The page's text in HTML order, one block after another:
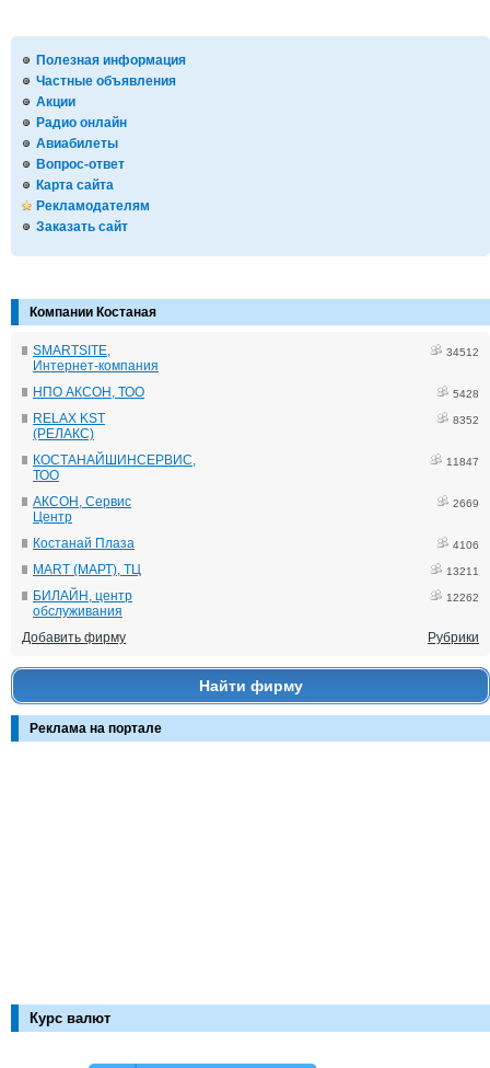
Полезная информация
Частные объявления
Акции
Радио онлайн
Авиабилеты
Вопрос-ответ
Карта сайта
Рекламодателям
Заказать сайт
Компании Костаная
SMARTSITE,
Интернет-компания
34512
НПО АКСОН, ТОО 5428
RELAX KST
(РЕЛАКС)
8352
КОСТАНАЙШИНСЕРВИС,
ТОО
11847
АКСОН, Сервис
Центр
2669
Костанай Плаза 4106
MART (МАРТ), ТЦ 13211
БИЛАЙН, центр
обслуживания
12262
Добавить фирму Рубрики
Найти фирму
Реклама на портале
Курс валют